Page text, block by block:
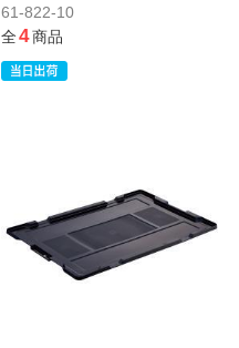
61-822-10
全4商品